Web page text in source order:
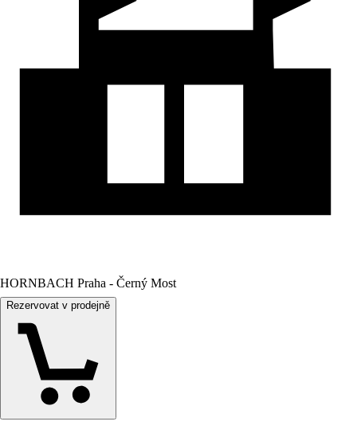
HORNBACH Praha - Černý Most
Rezervovat v prodejně